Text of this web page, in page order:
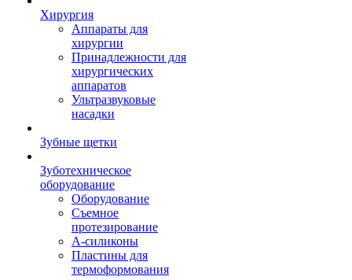
Хирургия
Аппараты для
хирургии
Принадлежности для
хирургических
аппаратов
Ультразвуковые
насадки
Зубные щетки
Зуботехническое
оборудование
Оборудование
Съемное
протезирование
А-силиконы
Пластины для
термоформования